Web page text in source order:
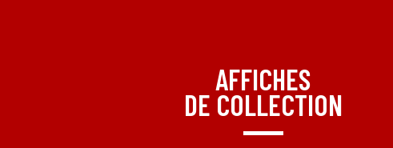
AFFICHES
DE COLLECTION